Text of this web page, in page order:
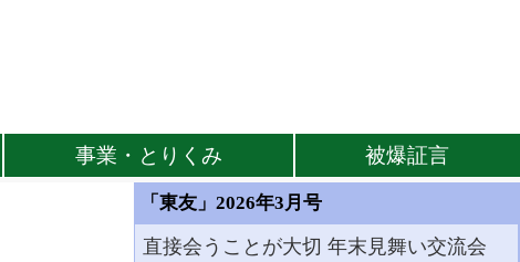
事業・とりくみ 被爆証言
「東友」2026年3月号
直接会うことが大切 年末見舞い交流会